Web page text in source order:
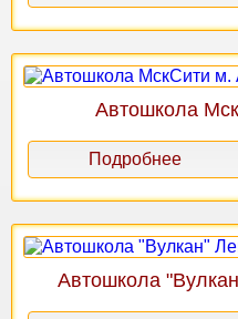
Автошкола
Подробнее
Автошкола